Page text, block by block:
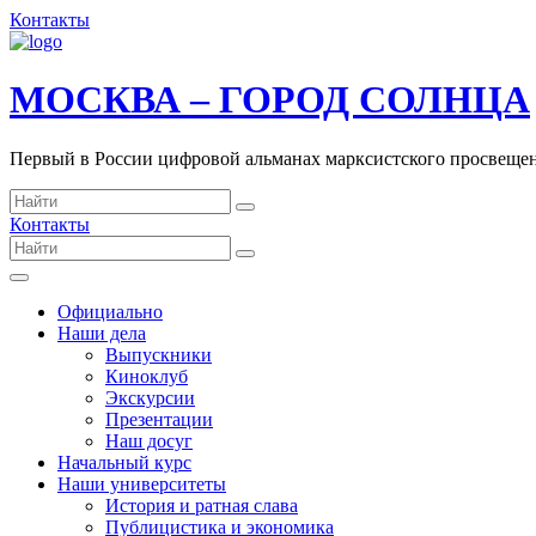
Контакты
МОСКВА – ГОРОД СОЛНЦА
Первый в России цифровой альманах марксистского
Контакты
Официально
Наши дела
Выпускники
Киноклуб
Экскурсии
Презентации
Наш досуг
Начальный курс
Наши университеты
История и ратная слава
Публицистика и экономика